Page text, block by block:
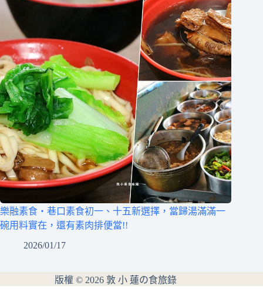
樂融素食‧巷口素食初一、十五新選擇，當歸湯滿滿一
碗用料實在，還有素肉排便當!!
2026/01/17
版權 © 2026 敦 小 蓮の食旅錄